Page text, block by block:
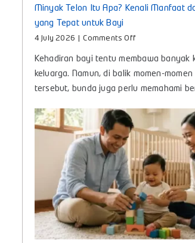
Minyak Telon Itu Apa? Kenali Manfaat
yang Tepat untuk Bayi
4 July 2026 Comments Offon
Telon
Itu
Cara
Memilih
yang
Tepat
untuk
Bayi
Kehadiran bayi tentu membawa banyak
keluarga. Namun, di balik momen-
tersebut, bunda juga perlu memahami